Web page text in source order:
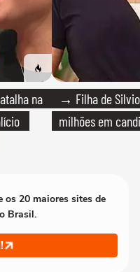
na
→ Filha de Silvio
milhões em
os 20 maiores sites de
Brasil.